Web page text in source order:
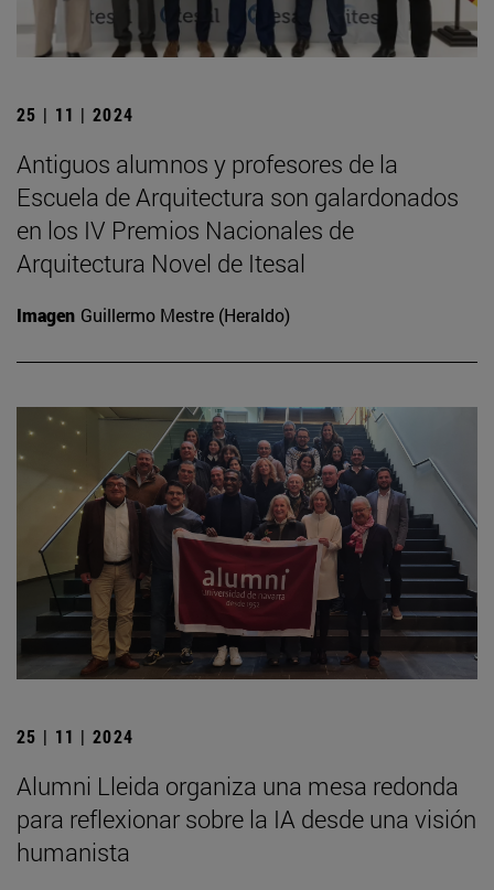
25 | 11 | 2024
Antiguos alumnos y profesores de la
Escuela de Arquitectura son galardonados
en los IV Premios Nacionales de
Arquitectura Novel de Itesal
Imagen Guillermo Mestre (Heraldo)
25 | 11 | 2024
Alumni Lleida organiza una mesa redonda
para reflexionar sobre la IA desde una visión
humanista